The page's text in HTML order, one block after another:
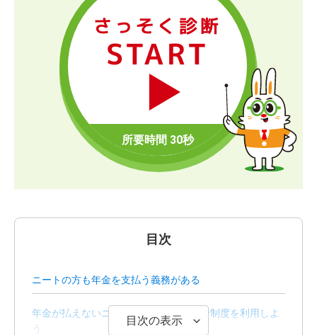
さっそく診断
START
目次
ニートの方も年金を支払う義務がある
年金が払えないニートの方は免除・猶予制度を利用しよ
う
目次の表示